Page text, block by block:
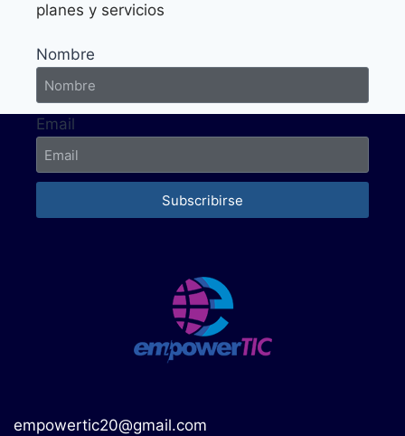
planes y servicios
Nombre
Email
Subscribirse
empowertic20@gmail.com